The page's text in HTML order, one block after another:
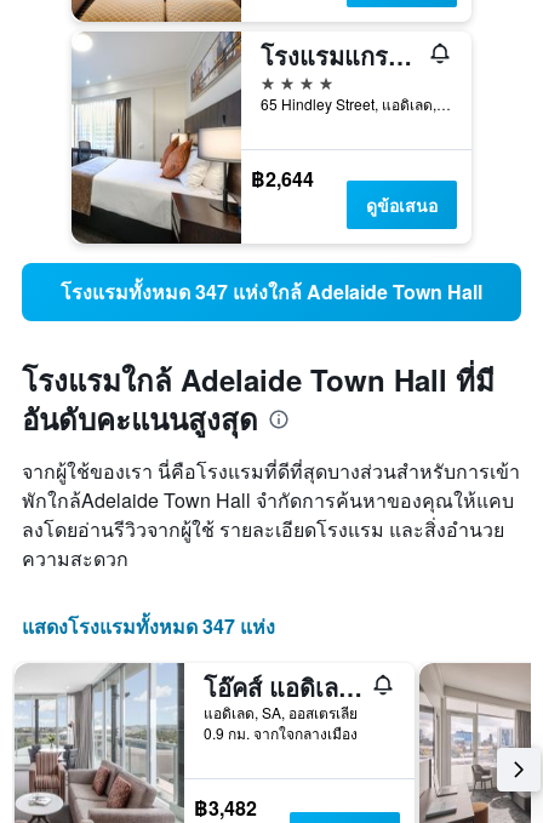
โรงแรมแกรนด์แชนเซลเลอร์ แอดิเลด
4 ดาว
65 Hindley Street, แอดิเลด, SA, ออสเตรเลีย
฿2,644
ดูข้อเสนอ
โรงแรมทั้งหมด 347 แห่งใกล้ Adelaide Town Hall
โรงแรมใกล้ Adelaide Town Hall ที่มี
อันดับคะแนนสูงสุด
จากผู้ใช้ของเรา นี่คือโรงแรมที่ดีที่สุดบางส่วนสำหรับการเข้า
พักใกล้Adelaide Town Hall จำกัดการค้นหาของคุณให้แคบ
ลงโดยอ่านรีวิวจากผู้ใช้ รายละเอียดโรงแรม และสิ่งอำนวย
ความสะดวก
แสดงโรงแรมทั้งหมด 347 แห่ง
โอ๊คส์ แอดิเลด เอ็มบาสซีสวีทส์
แอดิเลด, SA, ออสเตรเลีย
0.9 กม. จากใจกลางเมือง
฿3,482